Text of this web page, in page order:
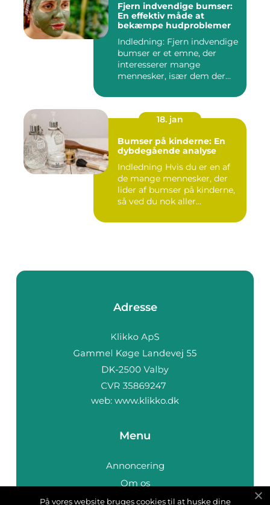
Fjern indvendige bumser:
En effektiv måde at
bekæmpe hudproblemer
Indledning: Fjern indvendige
bumser er et emne, der
interesserer mange
mennesker, især dem der
18. jan
Bumser på kinderne: En
dybdegående analyse
Indledning Hvis du er en af
de mange mennesker, der
lider af bumser på kinderne,
så ved du nok aller...
Adresse
web: www.klikko.dk
Menu
Annoncering
Om os
Cookies
På vores website bruges cookies til at huske dine